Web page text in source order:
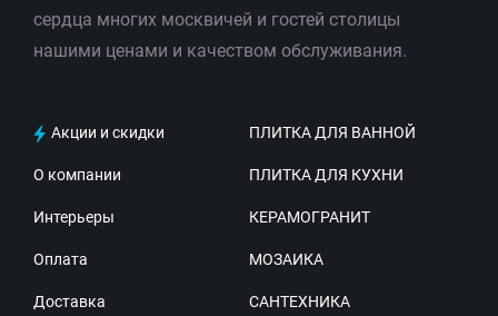
сердца многих москвичей и гостей столицы
нашими ценами и качеством обслуживания.
Акции и скидки
О компании
Интерьеры
Оплата
Доставка
ПЛИТКА ДЛЯ ВАННОЙ
ПЛИТКА ДЛЯ КУХНИ
КЕРАМОГРАНИТ
МОЗАИКА
САНТЕХНИКА